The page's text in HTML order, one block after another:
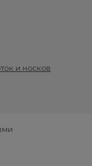
и носков